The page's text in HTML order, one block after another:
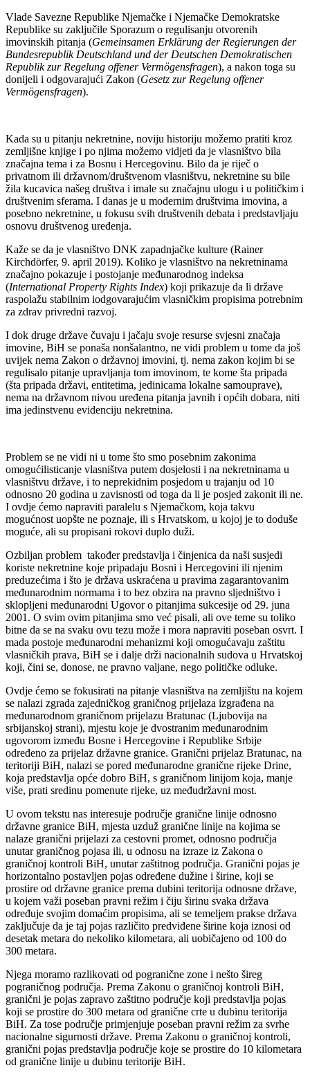
Vlade Savezne Republike Njemačke i Njemačke Demokratske
Republike su zaključile Sporazum o regulisanju otvorenih
imovinskih pitanja (Gemeinsamen Erklärung der Regierungen der
Bundesrepublik Deutschland und der Deutschen Demokratischen
Republik zur Regelung offener Vermögensfragen), a nakon toga su
donijeli i odgovarajući Zakon (Gesetz zur Regelung offener
Vermögensfragen).
Kada su u pitanju nekretnine, noviju historiju možemo pratiti kroz
zemljišne knjige i po njima možemo vidjeti da je vlasništvo bila
značajna tema i za Bosnu i Hercegovinu. Bilo da je riječ o
privatnom ili državnom/društvenom vlasništvu, nekretnine su bile
žila kucavica našeg društva i imale su značajnu ulogu i u političkim i
društvenim sferama. I danas je u modernim društvima imovina, a
posebno nekretnine, u fokusu svih društvenih debata i predstavljaju
osnovu društvenog uređenja.
Kaže se da je vlasništvo DNK zapadnjačke kulture (Rainer
Kirchdörfer, 9. april 2019). Koliko je vlasništvo na nekretninama
značajno pokazuje i postojanje međunarodnog indeksa
(International Property Rights Index) koji prikazuje da li države
raspolažu stabilnim iodgovarajućim vlasničkim propisima potrebnim
za zdrav privredni razvoj.
I dok druge države čuvaju i jačaju svoje resurse svjesni značaja
imovine, BiH se ponaša nonšalantno, ne vidi problem u tome da još
uvijek nema Zakon o državnoj imovini, tj. nema zakon kojim bi se
regulisalo pitanje upravljanja tom imovinom, te kome šta pripada
(šta pripada državi, entitetima, jedinicama lokalne samouprave),
nema na državnom nivou uređena pitanja javnih i općih dobara, niti
ima jedinstvenu evidenciju nekretnina.
Problem se ne vidi ni u tome što smo posebnim zakonima
omogućilisticanje vlasništva putem dosjelosti i na nekretninama u
vlasništvu države, i to neprekidnim posjedom u trajanju od 10
odnosno 20 godina u zavisnosti od toga da li je posjed zakonit ili ne.
I ovdje ćemo napraviti paralelu s Njemačkom, koja takvu
mogućnost uopšte ne poznaje, ili s Hrvatskom, u kojoj je to doduše
moguće, ali su propisani rokovi duplo duži.
Ozbiljan problem također predstavlja i činjenica da naši susjedi
koriste nekretnine koje pripadaju Bosni i Hercegovini ili njenim
preduzećima i što je država uskraćena u pravima zagarantovanim
međunarodnim normama i to bez obzira na pravno sljedništvo i
sklopljeni međunarodni Ugovor o pitanjima sukcesije od 29. juna
2001. O svim ovim pitanjima smo već pisali, ali ove teme su toliko
bitne da se na svaku ovu tezu može i mora napraviti poseban osvrt. I
mada postoje međunarodni mehanizmi koji omogućavaju zaštitu
vlasničkih prava, BiH se i dalje drži nacionalnih sudova u Hrvatskoj
koji, čini se, donose, ne pravno valjane, nego političke odluke.
Ovdje ćemo se fokusirati na pitanje vlasništva na zemljištu na kojem
se nalazi zgrada zajedničkog graničnog prijelaza izgrađena na
međunarodnom graničnom prijelazu Bratunac (Ljubovija na
srbijanskoj strani), mjestu koje je dvostranim međunarodnim
ugovorom između Bosne i Hercegovine i Republike Srbije
određeno za prijelaz državne granice. Granični prijelaz Bratunac, na
teritoriji BiH, nalazi se pored međunarodne granične rijeke Drine,
koja predstavlja opće dobro BiH, s graničnom linijom koja, manje
više, prati sredinu pomenute rijeke, uz međudržavni most.
U ovom tekstu nas interesuje područje granične linije odnosno
državne granice BiH, mjesta uzduž granične linije na kojima se
nalaze granični prijelazi za cestovni promet, odnosno područja
unutar graničnog pojasa ili, u odnosu na izraze iz Zakona o
graničnoj kontroli BiH, unutar zaštitnog područja. Granični pojas je
horizontalno postavljen pojas određene dužine i širine, koji se
prostire od državne granice prema dubini teritorija odnosne države,
u kojem važi poseban pravni režim i čiju širinu svaka država
određuje svojim domaćim propisima, ali se temeljem prakse država
zaključuje da je taj pojas različito predviđene širine koja iznosi od
desetak metara do nekoliko kilometara, ali uobičajeno od 100 do
300 metara.
Njega moramo razlikovati od pogranične zone i nešto šireg
pograničnog područja. Prema Zakonu o graničnoj kontroli BiH,
granični je pojas zapravo zaštitno područje koji predstavlja pojas
koji se prostire do 300 metara od granične crte u dubinu teritorija
BiH. Za tose područje primjenjuje poseban pravni režim za svrhe
nacionalne sigurnosti države. Prema Zakonu o graničnoj kontroli,
granični pojas predstavlja područje koje se prostire do 10 kilometara
od granične linije u dubinu teritorije BiH.